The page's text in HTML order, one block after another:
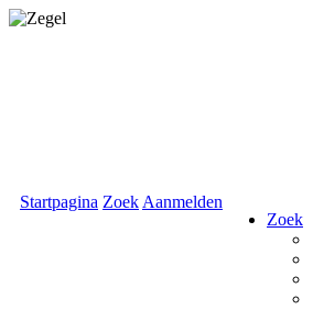
Startpagina Zoek Aanmelden
Zoek